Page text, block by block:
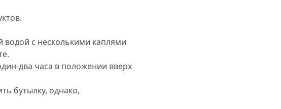
водой с несколькими каплями
два часа в положении вверх
бутылку, однако,